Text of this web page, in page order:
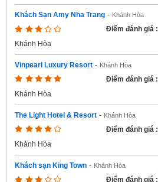
Khách Sạn Amy Nha Trang - Khánh Hòa
Điểm đánh giá :
Khánh Hòa
Vinpearl Luxury Resort - Khánh Hòa
Điểm đánh giá :
Khánh Hòa
The Light Hotel & Resort - Khánh Hòa
Điểm đánh giá :
Khánh Hòa
Khách sạn King Town - Khánh Hòa
Điểm đánh giá :